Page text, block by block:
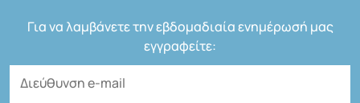
Για να λαμβάνετε την εβδομαδιαία ενημέρωσή μας
εγγραφείτε: